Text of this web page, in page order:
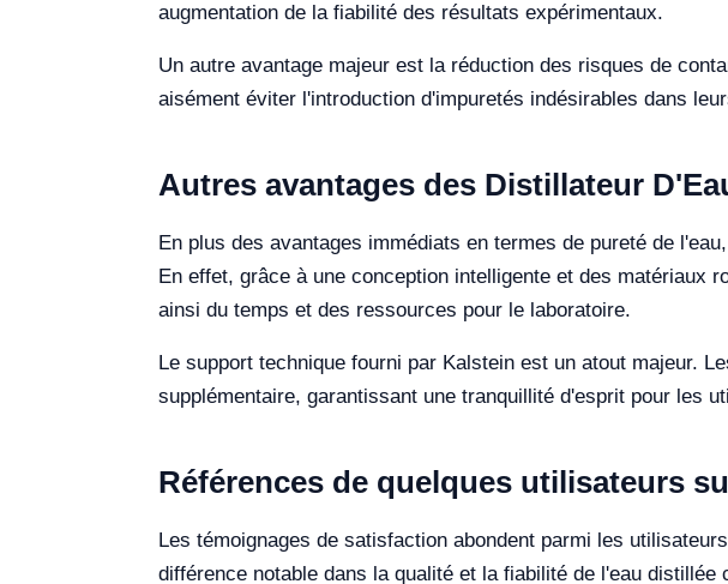
augmentation de la fiabilité des résultats expérimentaux.
Un autre avantage majeur est la réduction des risques de
aisément éviter l'introduction d'impuretés indésirables dans
Autres avantages des Distillateur
En plus des avantages immédiats en termes de pureté de
En effet, grâce à une conception intelligente et des matériaux
ainsi du temps et des ressources pour le laboratoire.
Le support technique fourni par Kalstein est un atout majeur.
supplémentaire, garantissant une tranquillité d'esprit pour les
Références de quelques utilisateurs
Les témoignages de satisfaction abondent parmi les
différence notable dans la qualité et la fiabilité de l'eau